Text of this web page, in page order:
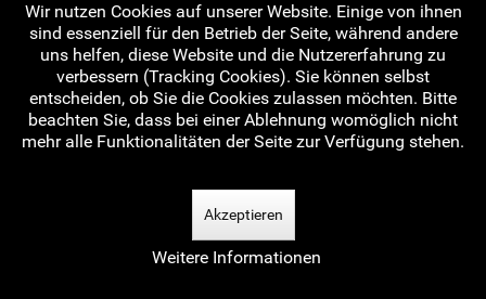
2024 Simon Pfeifer
© 1998 - 2026 NWHV e. V.
Wir nutzen Cookies auf unserer Website. Einige von ihnen
sind essenziell für den Betrieb der Seite, während andere
uns helfen, diese Website und die Nutzererfahrung zu
verbessern (Tracking Cookies). Sie können selbst
entscheiden, ob Sie die Cookies zulassen möchten. Bitte
beachten Sie, dass bei einer Ablehnung womöglich nicht
mehr alle Funktionalitäten der Seite zur Verfügung stehen.
Akzeptieren
Weitere Informationen